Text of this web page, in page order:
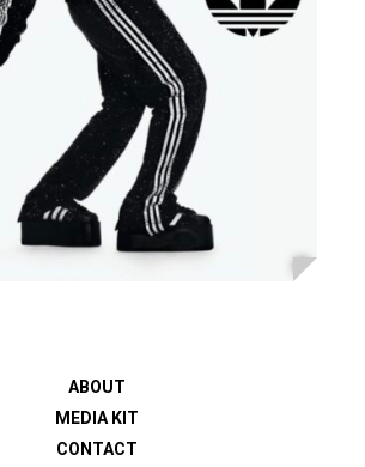
ABOUT
MEDIA KIT
CONTACT